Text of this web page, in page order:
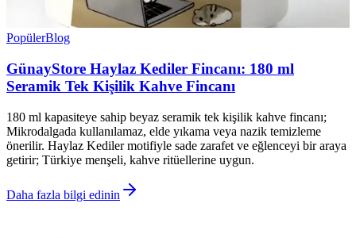
PopülerBlog
GünayStore Haylaz Kediler Fincanı: 180 ml
Seramik Tek Kişilik Kahve Fincanı
180 ml kapasiteye sahip beyaz seramik tek kişilik kahve fincanı;
Mikrodalgada kullanılamaz, elde yıkama veya nazik temizleme
önerilir. Haylaz Kediler motifiyle sade zarafet ve eğlenceyi bir araya
getirir; Türkiye menşeli, kahve ritüellerine uygun.
Daha fazla bilgi edinin